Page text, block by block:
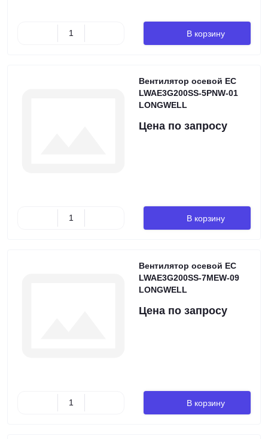
В корзину
Вентилятор осевой EC
LWAE3G200SS-5PNW-01
LONGWELL
Цена по запросу
В корзину
Вентилятор осевой EC
LWAE3G200SS-7MEW-09
LONGWELL
Цена по запросу
В корзину